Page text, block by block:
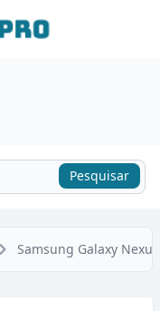
Pesquisar
Samsung Galaxy Nexus